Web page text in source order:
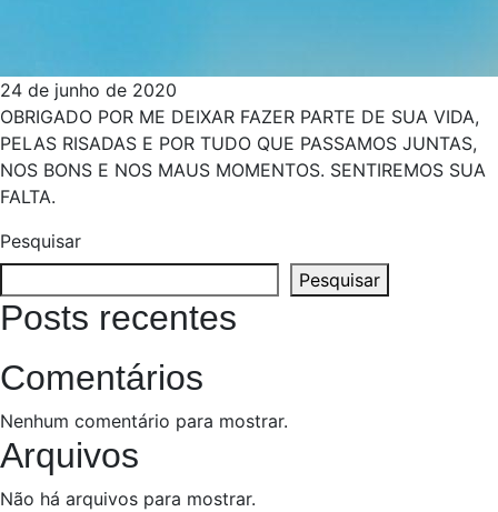
24 de junho de 2020
OBRIGADO POR ME DEIXAR FAZER PARTE DE SUA VIDA,
PELAS RISADAS E POR TUDO QUE PASSAMOS JUNTAS,
NOS BONS E NOS MAUS MOMENTOS. SENTIREMOS SUA
FALTA.
Pesquisar
Pesquisar
Posts recentes
Comentários
Nenhum comentário para mostrar.
Arquivos
Não há arquivos para mostrar.